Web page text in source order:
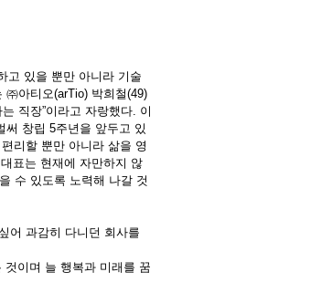
고 있을 뿐만 아니라 기술
아티오(arTio) 박희철(49)
직장”이라고 자랑했다. 이
써 창립 5주년을 앞두고 있
리할 뿐만 아니라 삶을 영
표는 현재에 자만하지 않
수 있도록 노력해 나갈 것
어 과감히 다니던 회사를
이며 늘 행복과 미래를 꿈